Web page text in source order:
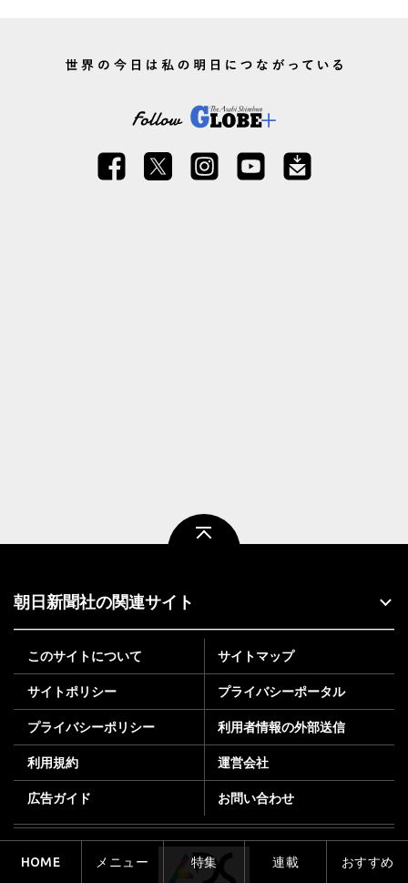
朝日新聞社の関連サイト
このサイトについて サイトマップ
サイトポリシー プライバシーポータル
プライバシーポリシー 利用者情報の外部送信
利用規約 運営会社
広告ガイド お問い合わせ
HOME メニュー 特集 連載 おすすめ